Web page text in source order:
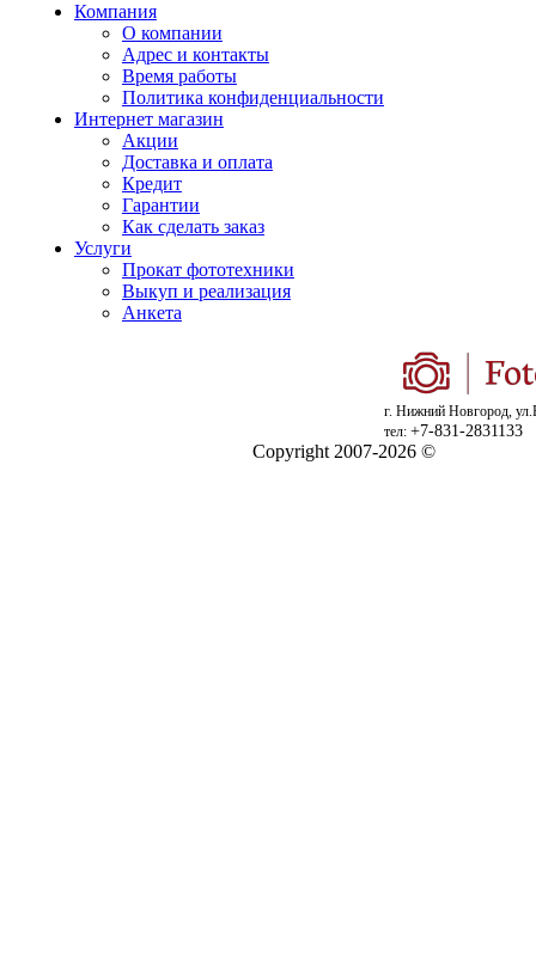
Компания
О компании
Адрес и контакты
Время работы
Политика конфиденциальности
Интернет магазин
Акции
Доставка и оплата
Кредит
Гарантии
Как сделать заказ
Услуги
Прокат фототехники
Выкуп и реализация
Анкета
г. Нижний Новгород,
тел: +7-831-2831133
Copyright 2007-2026 ©